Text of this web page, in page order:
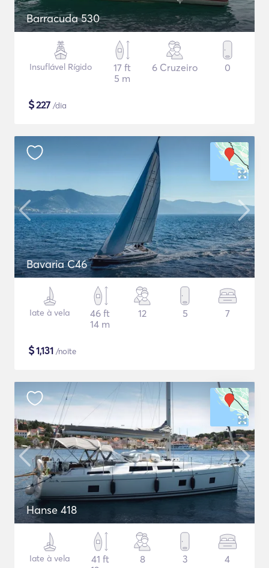
Barracuda 530
Insuflável Rígido
17 ft
5 m
6 Cruzeiro 0
$227 /dia
Bavaria C46
Iate à vela
46 ft
14 m
12 5 7
$1,131 /noite
Hanse 418
Iate à vela
41 ft
8 3 4